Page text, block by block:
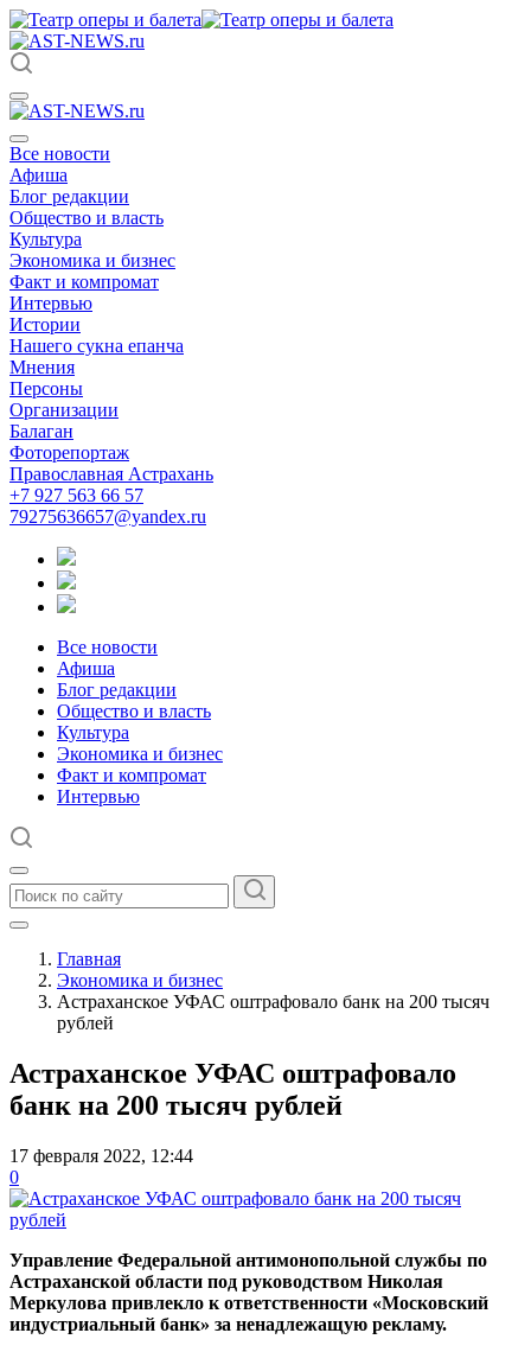
Все новости
Афиша
Блог редакции
Общество и власть
Культура
Экономика и бизнес
Факт и компромат
Интервью
Истории
Нашего сукна епанча
Мнения
Персоны
Организации
Балаган
Фоторепортаж
Православная Астрахань
+7 927 563 66 57
79275636657@yandex.ru
Все новости
Афиша
Блог редакции
Общество и власть
Культура
Экономика и бизнес
Факт и компромат
Интервью
Главная
Экономика и бизнес
Астраханское УФАС оштрафовало банк на 200 тысяч
рублей
Астраханское УФАС оштрафовало
банк на 200 тысяч рублей
17 февраля 2022, 12:44
0
Управление Федеральной антимонопольной службы по
Астраханской области под руководством Николая
Меркулова привлекло к ответственности «Московский
индустриальный банк» за ненадлежащую рекламу.